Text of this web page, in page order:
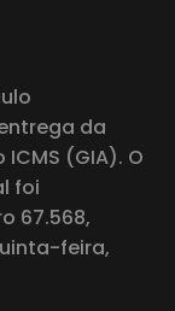
da
(GIA). O
foi
67.568,
feira,